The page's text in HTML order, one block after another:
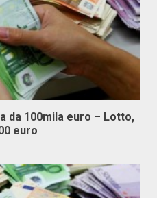
da 100mila euro – Lotto,
euro